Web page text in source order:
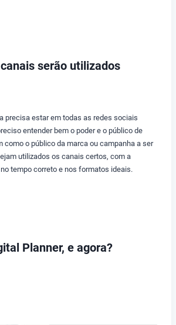
serão utilizados
precisa estar em todas as redes sociais
entender bem o poder e o público de
como o público da marca ou campanha a ser
utilizados os canais certos, com a
tempo correto e nos formatos ideais.
Planner, e agora?